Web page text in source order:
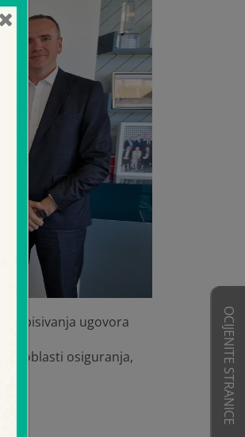
potpisivanja ugovora
oblasti osiguranja,
OCIJENITE STRANICE